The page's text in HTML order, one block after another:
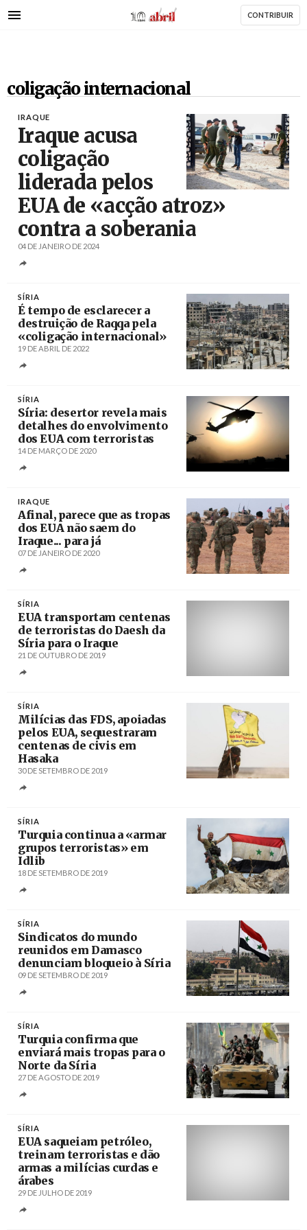
para
AbrilAbril CONTRIBUIR
coligação internacional
IRAQUE
Iraque acusa
coligação
liderada pelos
EUA de «acção atroz»
contra a soberania
04 DE JANEIRO DE 2024
SÍRIA
É tempo de esclarecer a
destruição de Raqqa pela
«coligação internacional»
19 DE ABRIL DE 2022
SÍRIA
Síria: desertor revela mais
detalhes do envolvimento
dos EUA com terroristas
14 DE MARÇO DE 2020
IRAQUE
Afinal, parece que as tropas
dos EUA não saem do
Iraque... para já
07 DE JANEIRO DE 2020
SÍRIA
EUA transportam centenas
de terroristas do Daesh da
Síria para o Iraque
21 DE OUTUBRO DE 2019
SÍRIA
Milícias das FDS, apoiadas
pelos EUA, sequestraram
centenas de civis em
Hasaka
30 DE SETEMBRO DE 2019
SÍRIA
Turquia continua a «armar
grupos terroristas» em
Idlib
18 DE SETEMBRO DE 2019
SÍRIA
Sindicatos do mundo
reunidos em Damasco
denunciam bloqueio à Síria
09 DE SETEMBRO DE 2019
SÍRIA
Turquia confirma que
enviará mais tropas para o
Norte da Síria
27 DE AGOSTO DE 2019
SÍRIA
EUA saqueiam petróleo,
treinam terroristas e dão
armas a milícias curdas e
árabes
29 DE JULHO DE 2019